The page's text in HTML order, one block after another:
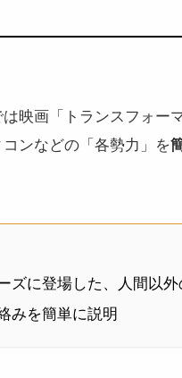
映画「トランスフォー
ンなどの「各勢力」を
ズに登場した、人間以
みを簡単に説明